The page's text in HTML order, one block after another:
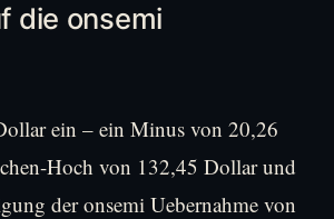
die onsemi
ein – ein Minus von 20,26
Hoch von 132,45 Dollar und
der onsemi Uebernahme von